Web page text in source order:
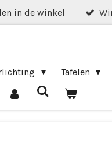
in de winkel
Tafelen